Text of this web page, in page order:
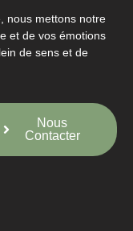
nous mettons notre
et de vos émotions
de sens et de
Nous
Contacter